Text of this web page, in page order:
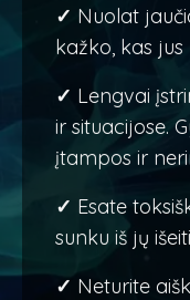
✓ Nuolat
kažko, kas jus
✓ Lengvai
ir situacijose.
įtampos ir
✓ Esate
sunku iš jų
✓ Neturite